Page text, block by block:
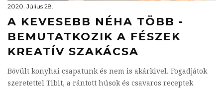
2020. Július 28.
A KEVESEBB NÉHA TÖBB -
BEMUTATKOZIK A FÉSZEK
KREATÍV SZAKÁCSA
Bővült konyhai csapatunk és nem is akárkivel. Fogadjátok
szeretettel Tibit, a rántott húsok és csavaros receptek